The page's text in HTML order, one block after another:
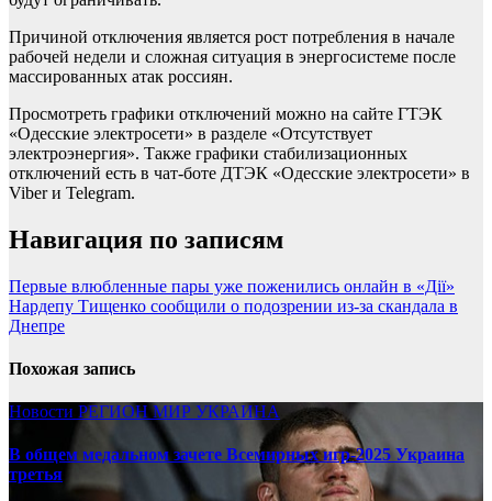
Причиной отключения является рост потребления в начале
рабочей недели и сложная ситуация в энергосистеме после
массированных атак россиян.
Просмотреть графики отключений можно на сайте ГТЭК
«Одесские электросети» в разделе «Отсутствует
электроэнергия». Также графики стабилизационных
отключений есть в чат-боте ДТЭК «Одесские электросети» в
Viber и Telegram.
Навигация по записям
Первые влюбленные пары уже поженились онлайн в «Дії»
Нардепу Тищенко сообщили о подозрении из-за скандала в
Днепре
Похожая запись
Новости РЕГИОНМИР УКРАИНА
В общем медальном зачете Всемирных игр-2025 Украина
третья